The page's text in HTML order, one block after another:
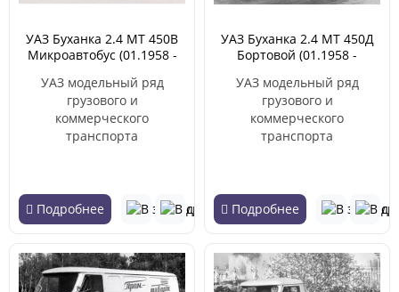
УАЗ Буханка 2.4 MT 450В
Микроавтобус (01.1958 -
УАЗ модельный ряд
грузового и
коммерческого
транспорта
Подробнее
УАЗ Буханка 2.4 MT 450Д
Бортовой (01.1958 -
УАЗ модельный ряд
грузового и
коммерческого
транспорта
Подробнее